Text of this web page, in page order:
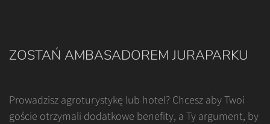
ZOSTAŃ AMBASADOREM JURAPARKU
Prowadzisz agroturystykę lub hotel? Chcesz aby Twoi
goście otrzymali dodatkowe benefity, a Ty argument, by